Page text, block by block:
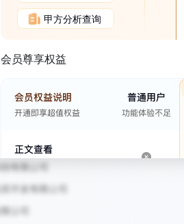
甲方分析查询
会员尊享权益